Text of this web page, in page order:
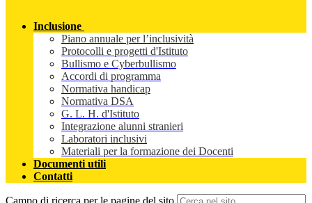
Inclusione
Piano annuale per l’inclusività
Protocolli e progetti d'Istituto
Bullismo e Cyberbullismo
Accordi di programma
Normativa handicap
Normativa DSA
G. L. H. d'Istituto
Integrazione alunni stranieri
Laboratori inclusivi
Materiali per la formazione dei Docenti
Documenti utili
Contatti